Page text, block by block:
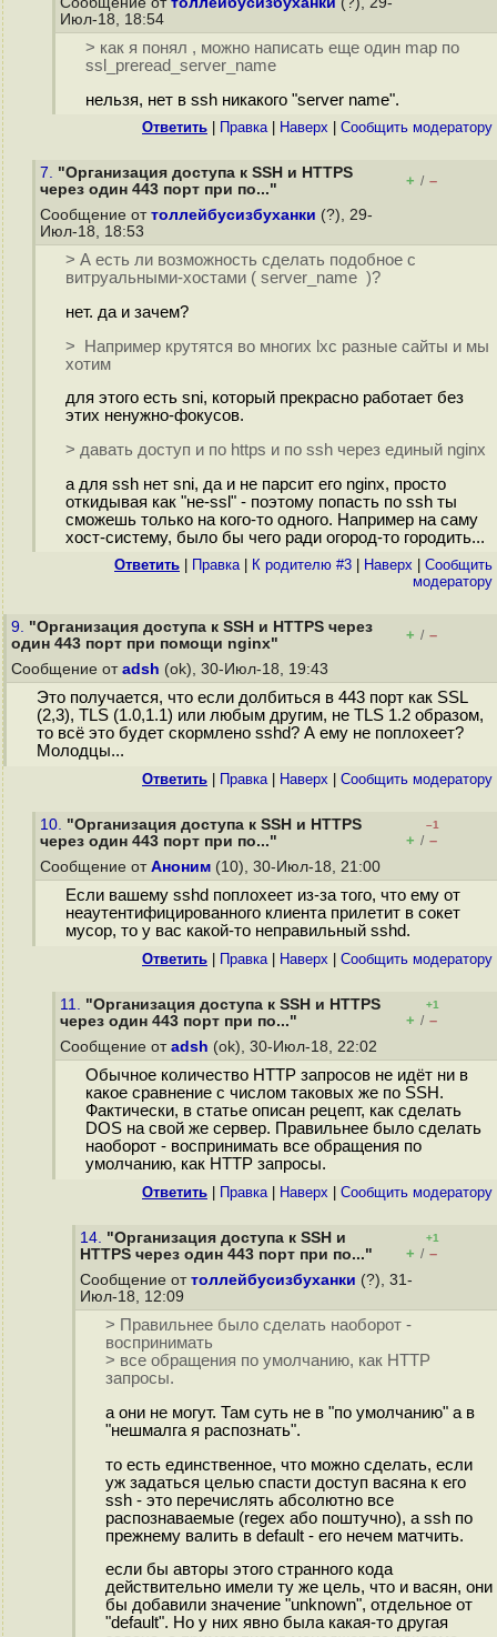
Июл-18, 18:54
> как я понял , можно написать еще один map по
ssl_preread_server_name
нельзя, нет в ssh никакого "server name".
Ответить Правка| Наверх Cообщить модератору
7. "Организация доступа к SSH и HTTPS
через один 443 порт при по..."
+ / –
Сообщение от толлейбусизбуханки (?), 29-
Июл-18, 18:53
> А есть ли возможность сделать подобное с
витруальными-хостами ( server_name )?
нет. да и зачем?
> Например крутятся во многих lxc разные сайты и мы
хотим
для этого есть sni, который прекрасно работает без
этих ненужно-фокусов.
> давать доступ и по https и по ssh через единый nginx
а для ssh нет sni, да и не парсит его nginx, просто
откидывая как "не-ssl" - поэтому попасть по ssh ты
сможешь только на кого-то одного. Например на саму
хост-систему, было бы чего ради огород-то городить...
Ответить Правка| К родителю #3 Наверх
Cообщить
модератору
9. "Организация доступа к SSH и HTTPS через
один 443 порт при помощи nginx"
+ / –
Сообщение от adsh (ok), 30-Июл-18, 19:43
Это получается, что если долбиться в 443 порт как SSL
(2,3), TLS (1.0,1.1) или любым другим, не TLS 1.2 образом,
то всё это будет скормлено sshd? А ему не поплохеет?
Молодцы...
Ответить Правка| Наверх Cообщить модератору
10. "Организация доступа к SSH и HTTPS
через один 443 порт при по..."
–1
+ / –
Сообщение от Аноним (10), 30-Июл-18, 21:00
Если вашему sshd поплохеет из-за того, что ему от
неаутентифицированного клиента прилетит в сокет
мусор, то у вас какой-то неправильный sshd.
Ответить Правка| Наверх Cообщить модератору
11. "Организация доступа к SSH и HTTPS
через один 443 порт при по..."
+1
+ / –
Сообщение от adsh (ok), 30-Июл-18, 22:02
Обычное количество HTTP запросов не идёт ни в
какое сравнение с числом таковых же по SSH.
Фактически, в статье описан рецепт, как сделать
DOS на свой же сервер. Правильнее было сделать
наоборот - воспринимать все обращения по
умолчанию, как HTTP запросы.
Ответить Правка| Наверх Cообщить модератору
14. "Организация доступа к SSH и
HTTPS через один 443 порт при по..."
+1
+ / –
Сообщение от толлейбусизбуханки (?), 31-
Июл-18, 12:09
> Правильнее было сделать наоборот -
воспринимать
> все обращения по умолчанию, как HTTP
запросы.
а они не могут. Там суть не в "по умолчанию" а в
"нешмалга я распознать".
то есть единственное, что можно сделать, если
уж задаться целью спасти доступ васяна к его
ssh - это перечислять абсолютно все
распознаваемые (regex або поштучно), а ssh по
прежнему валить в default - его нечем матчить.
если бы авторы этого странного кода
действительно имели ту же цель, что и васян, они
бы добавили значение "unknown", отдельное от
"default". Но у них явно была какая-то другая